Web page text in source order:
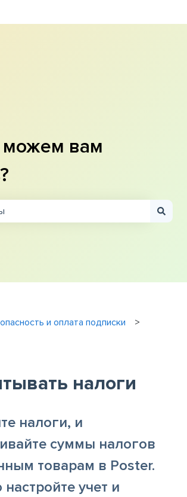
подменю для переводов
вам
и оплата подписки
налоги
налоги, и
суммы налогов
товарам в Poster.
учет и